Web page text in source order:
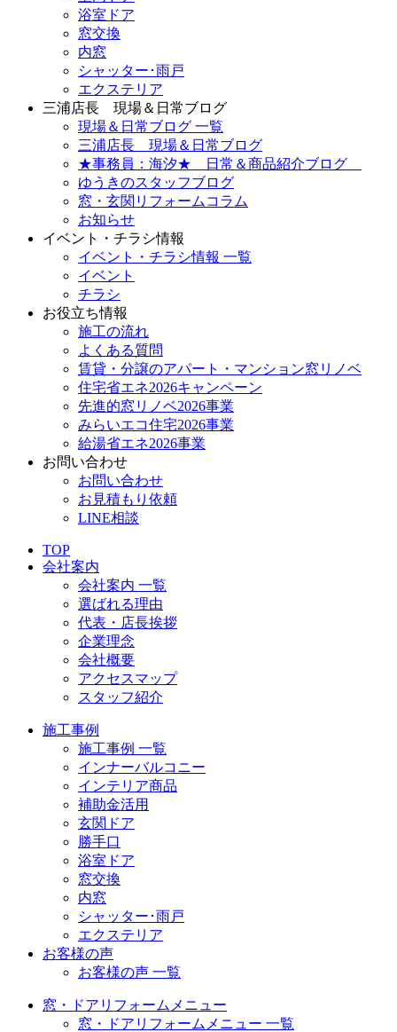
浴室ドア
窓交換
内窓
シャッター･雨戸
エクステリア
三浦店長 現場＆日常ブログ
現場＆日常ブログ 一覧
三浦店長 現場＆日常ブログ
★事務員：海汐★ 日常＆商品紹介ブログ
ゆうきのスタッフブログ
窓・玄関リフォームコラム
お知らせ
イベント・チラシ情報
イベント・チラシ情報 一覧
イベント
チラシ
お役立ち情報
施工の流れ
よくある質問
賃貸・分譲のアパート・マンション窓リノベ
住宅省エネ2026キャンペーン
先進的窓リノベ2026事業
みらいエコ住宅2026事業
給湯省エネ2026事業
お問い合わせ
お問い合わせ
お見積もり依頼
LINE相談
TOP
会社案内
会社案内 一覧
選ばれる理由
代表・店長挨拶
企業理念
会社概要
アクセスマップ
スタッフ紹介
施工事例
施工事例 一覧
インナーバルコニー
インテリア商品
補助金活用
玄関ドア
勝手口
浴室ドア
窓交換
内窓
シャッター･雨戸
エクステリア
お客様の声
お客様の声 一覧
窓・ドアリフォームメニュー
窓・ドアリフォームメニュー 一覧